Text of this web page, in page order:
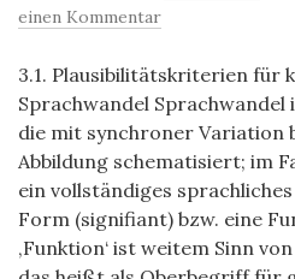
einen Kommentar
3.1. Plausibilitätskriterien für
Sprachwandel
die mit synchroner Variation
Abbildung schematisiert; im
ein vollständiges
Form (signifiant) bzw. eine
‚Funktion‘ ist weitem Sinn